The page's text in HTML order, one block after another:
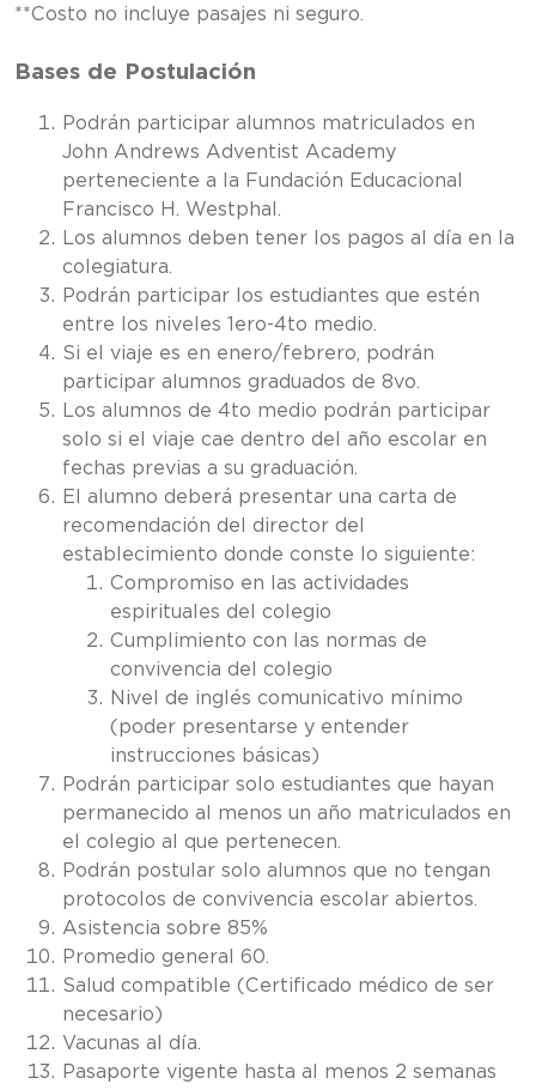
**Costo no incluye pasajes ni seguro.
Bases de Postulación
Podrán participar alumnos matriculados en
John Andrews Adventist Academy
perteneciente a la Fundación Educacional
Francisco H. Westphal.
Los alumnos deben tener los pagos al día en la
colegiatura.
Podrán participar los estudiantes que estén
entre los niveles 1ero-4to medio.
Si el viaje es en enero/febrero, podrán
participar alumnos graduados de 8vo.
Los alumnos de 4to medio podrán participar
solo si el viaje cae dentro del año escolar en
fechas previas a su graduación.
El alumno deberá presentar una carta de
recomendación del director del
establecimiento donde conste lo siguiente:
Compromiso en las actividades
espirituales del colegio
Cumplimiento con las normas de
convivencia del colegio
Nivel de inglés comunicativo mínimo
(poder presentarse y entender
instrucciones básicas)
Podrán participar solo estudiantes que hayan
permanecido al menos un año matriculados en
el colegio al que pertenecen.
Podrán postular solo alumnos que no tengan
protocolos de convivencia escolar abiertos.
Asistencia sobre 85%
Promedio general 60.
Salud compatible (Certificado médico de ser
necesario)
Vacunas al día.
Pasaporte vigente hasta al menos 2 semanas